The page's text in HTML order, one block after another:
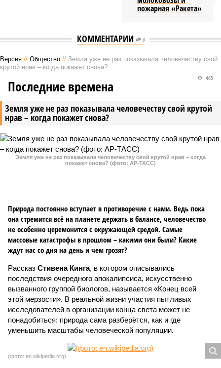
пожарная «Ракета»
КОММЕНТАРИИ 0
Версия // Общество // Земля уже не раз показывала человечеству свой
крутой нрав – когда покажет снова?
Земля уже не раз показывала человечеству свой крутой
нрав – когда покажет снова?
465
Последние времена
Земля уже не раз показывала человечеству свой крутой нрав – когда
покажет снова? (фото: АР-ТАСС)
Природа постоянно вступает в противоречие с нами. Ведь пока
она стремится всё на планете держать в балансе, человечество
не особенно церемонится с окружающей средой. Самые
массовые катастрофы в прошлом – какими они были? Какие
ждут нас со дня на день и чем грозят?
Рассказ Стивена Кинга, в котором описывались
последствия очередного апокалипсиса, искусственно
вызванного группой биологов, называется «Конец всей
этой мерзости». В реальной жизни участия пытливых
исследователей в организации конца света может не
понадобиться: природа сама разберётся, как и где
уменьшить масштабы человеческой популяции.
(фото: en.wikipedia.org)